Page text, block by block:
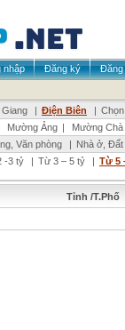
nhập Đăng ký
Đăng
Giang | Điện Biên |
Mường Ảng |
Mường Chà
Văn phòng | Nhà ở,
-3 tỷ | Từ 3 – 5 tỷ | Từ 5
Tỉnh /T.Phố